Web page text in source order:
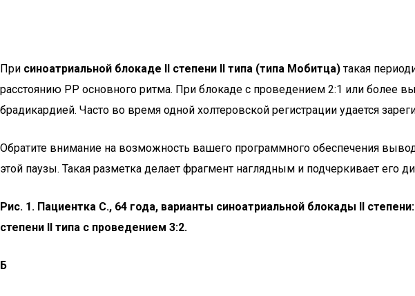
При синоатриальной блокаде II степени II типа (типа Мобитца)такая
расстоянию РР основного ритма. При блокаде с проведением 2:1 или более
брадикардией. Часто во время одной холтеровской регистрации удается
Обратите внимание на возможность вашего программного обеспечения
этой паузы. Такая разметка делает фрагмент наглядным и подчеркивает его
Рис. 1. Пациентка С., 64 года, варианты синоатриальной блокады II
степени II типа с проведением 3:2.
Б